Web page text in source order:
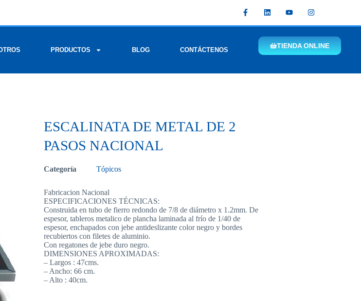
PRODUCTOS BLOG CONTÁCTENOS
TIENDA ONLINE
ESCALINATA DE METAL DE 2
PASOS NACIONAL
Categoría Tópicos
Fabricacion Nacional
ESPECIFICACIONES TÉCNICAS:
Construida en tubo de fierro redondo de 7/8 de diámetro x 1.2mm. De
espesor, tableros metalico de plancha laminada al frío de 1/40 de
espesor, enchapados con jebe antideslizante color negro y bordes
recubiertos con filetes de aluminio.
Con regatones de jebe duro negro.
DIMENSIONES APROXIMADAS:
– Largos : 47cms.
– Ancho: 66 cm.
– Alto : 40cm.